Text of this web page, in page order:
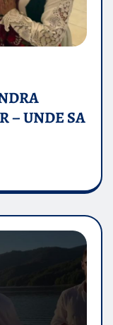
– UNDE SA